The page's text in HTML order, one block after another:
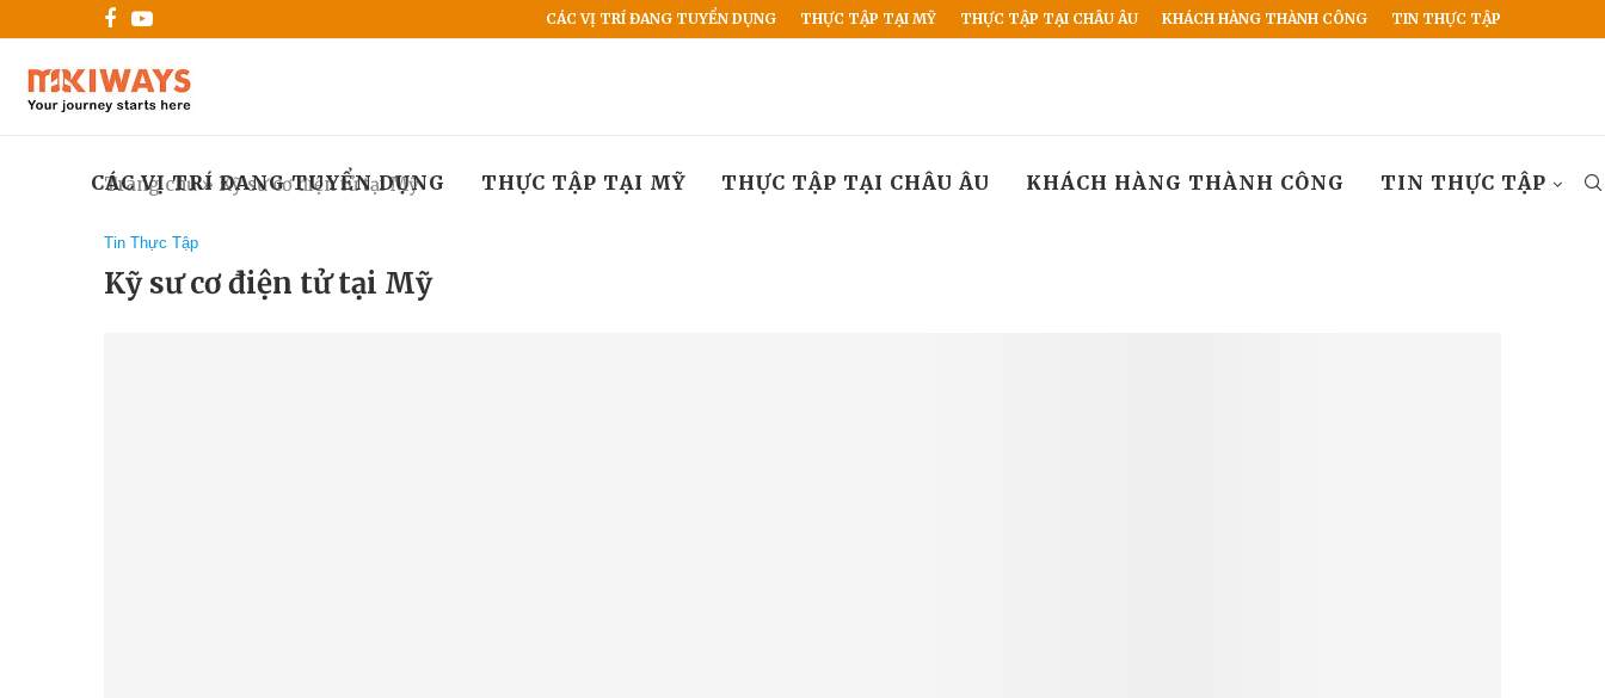
CÁC VỊ TRÍ ĐANG TUYỂN DỤNG THỰC TẬP TẠI MỸ THỰC TẬP TẠI CHÂU ÂU KHÁCH HÀNG THÀNH CÔNG TIN THỰC TẬP
CÁC VỊ TRÍ ĐANG TUYỂN DỤNG THỰC TẬP TẠI MỸ THỰC TẬP TẠI CHÂU ÂU KHÁCH HÀNG THÀNH CÔNG TIN THỰC TẬP
Trang chủ» Kỹ sư cơ điện tử tại Mỹ
Tin Thực Tập
Kỹ sư cơ điện tử tại Mỹ